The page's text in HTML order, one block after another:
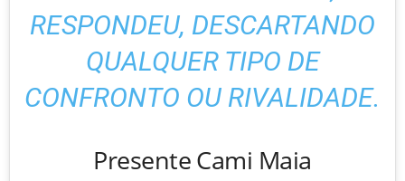
RESPONDEU, DESCARTANDO
QUALQUER TIPO DE
CONFRONTO OU RIVALIDADE.
Presente Cami Maia